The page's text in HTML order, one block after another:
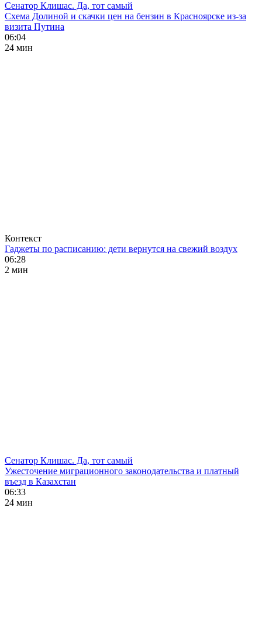
Сенатор Клишас. Да, тот самый
Схема Долиной и скачки цен на бензин в Красноярске из-за
визита Путина
06:04
24 мин
Контекст
Гаджеты по расписанию: дети вернутся на свежий воздух
06:28
2 мин
Сенатор Клишас. Да, тот самый
Ужесточение миграционного законодательства и платный
въезд в Казахстан
06:33
24 мин